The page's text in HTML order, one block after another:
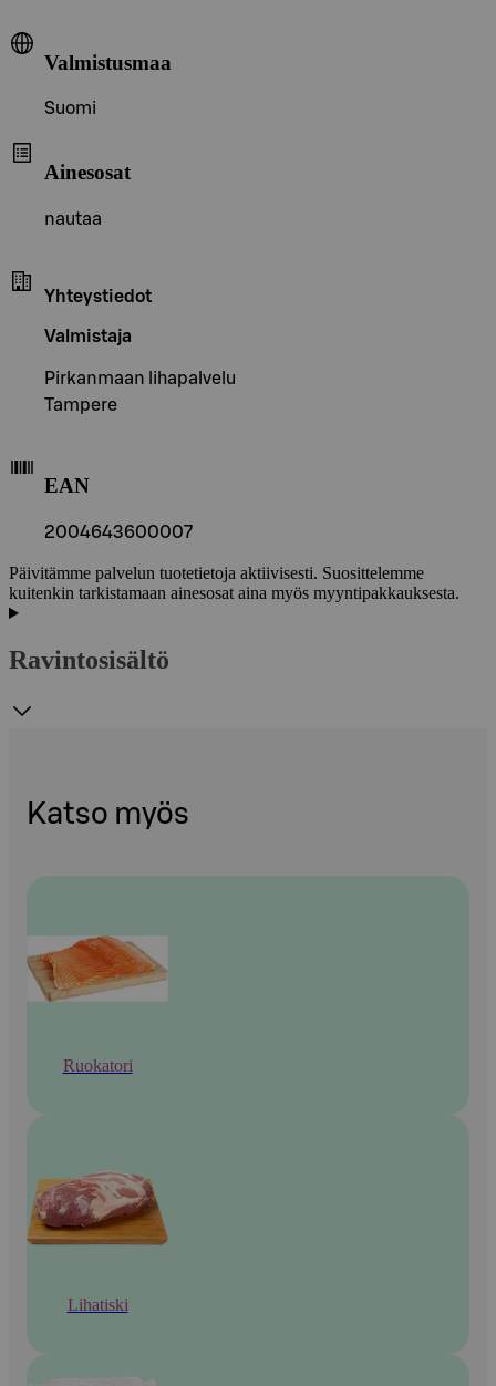
Valmistusmaa
Suomi
Ainesosat
nautaa
Yhteystiedot
Valmistaja
Pirkanmaan lihapalvelu
Tampere
EAN
2004643600007
Päivitämme palvelun tuotetietoja aktiivisesti. Suosittelemme
kuitenkin tarkistamaan ainesosat aina myös myyntipakkauksesta.
Ravintosisältö
Katso myös
Ruokatori
Lihatiski